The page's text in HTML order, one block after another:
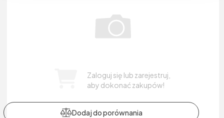
Zaloguj się lub zarejestruj,
aby dokonać zakupów!